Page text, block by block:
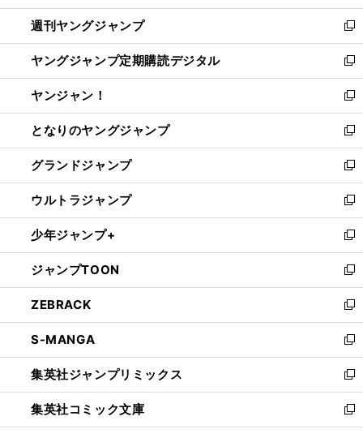
開
く
ウ
で
開
く
ン
ド
ウ
で
開
く
ウ
ィ
ン
ド
ウ
で
開
く
週刊ヤングジャンプ
新
し
い
ウ
ィ
ン
ド
ウ
で
開
く
ヤングジャンプ定期購読デジタル
新
し
い
ウ
ィ
ン
ド
ウ
で
開
く
ヤンジャン！
新
し
い
ウ
ィ
ン
ド
ウ
で
開
く
となりのヤングジャンプ
新
し
い
ウ
ィ
ン
ド
ウ
で
開
く
グランドジャンプ
新
し
い
ウ
ィ
ン
ド
ウ
で
開
く
ウルトラジャンプ
新
し
い
ウ
ィ
ン
ド
ウ
で
開
く
少年ジャンプ+
新
し
い
ウ
ィ
ン
ド
ウ
で
開
く
ジャンプTOON
新
し
い
ウ
ィ
ン
ド
ウ
で
開
ZEBRACK
新
し
い
ウ
ィ
ン
ド
ウ
S-MANGA
新
し
い
ウ
ィ
ン
集英社ジャンプリミックス
新
し
い
ウ
集英社コミック文庫
新
し